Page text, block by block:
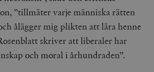
”tillmäter varje människa rätten
ålägger mig plikten att lära henne
skriver att liberaler har
och moral i århundraden”.